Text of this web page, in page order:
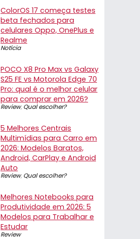
ColorOS 17 começa testes
beta fechados para
celulares Oppo, OnePlus e
Realme
Notícia
POCO X8 Pro Max vs Galaxy
S25 FE vs Motorola Edge 70
Pro: qual é o melhor celular
para comprar em 2026?
Review, Qual escolher?
5 Melhores Centrais
Multimídias para Carro em
2026: Modelos Baratos,
Android, CarPlay e Android
Auto
Review, Qual escolher?
Melhores Notebooks para
Produtividade em 2026: 5
Modelos para Trabalhar e
Estudar
Review